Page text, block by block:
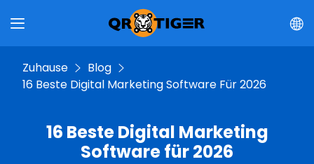
Zuhause
Blog
16 Beste Digital Marketing Software Für 2026
16 Beste Digital Marketing
Software für 2026